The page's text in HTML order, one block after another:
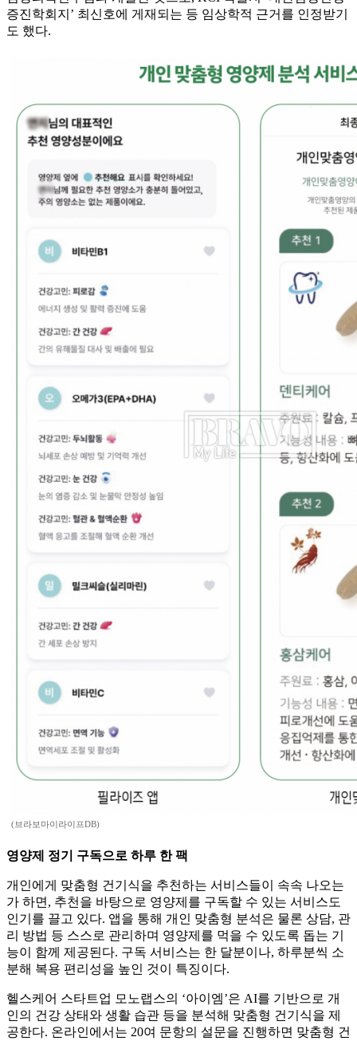
증진학회지’ 최신호에 게재되는 등 임상학적 근거를 인정받기
도 했다.
(브라보마이라이프DB)
영양제 정기 구독으로 하루 한 팩
개인에게 맞춤형 건기식을 추천하는 서비스들이 속속 나오는
가 하면, 추천을 바탕으로 영양제를 구독할 수 있는 서비스도
인기를 끌고 있다. 앱을 통해 개인 맞춤형 분석은 물론 상담, 관
리 방법 등 스스로 관리하며 영양제를 먹을 수 있도록 돕는 기
능이 함께 제공된다. 구독 서비스는 한 달분이나, 하루분씩 소
분해 복용 편리성을 높인 것이 특징이다.
헬스케어 스타트업 모노랩스의 ‘아이엠’은 AI를 기반으로 개
인의 건강 상태와 생활 습관 등을 분석해 맞춤형 건기식을 제
공한다. 온라인에서는 20여 문항의 설문을 진행하면 맞춤형 건